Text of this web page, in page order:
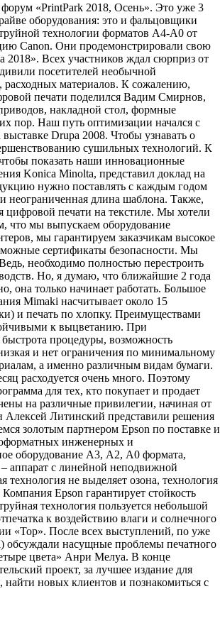
форум «PrintPark 2018, Осень». Это уже 3
оборудования: это и фальцовщики
технологии форматов А4-А0 от
Canon. Они продемонстрировали свою
2018». Всех участников ждал сюрприз от
посетителей необычной
расходных материалов. К сожалению,
печати поделился Вадим Смирнов,
накладной стол, формные
пор. Наш путь оптимизации начался с
Drupa 2008. Чтобы узнавать о
сушильных технологий. К
показать наши инновационные
Konica Minolta, представил доклад на
нужно поставлять с каждым годом
неограниченная длина шаблона. Также,
цифровой печати на текстиле. Мы хотели
что мы выпускаем оборудование
мы гарантируем заказчикам высокое
сертификаты безопасности. Мы
необходимо полностью перестроить
Но, я думаю, что ближайшие 2 года
она только начинает работать. Большое
Mimaki насчитывает около 15
и печать по хлопку. Преимуществами
к выцветанию. При
процедуры, возможность
и нет ограничения по минимальному
а именно различным видам бумаги.
расходуется очень много. Поэтому
для тех, кто покупает и продает
на различные привилегии, начиная от
Литинский представили решения
золотым партнером Epson по поставке и
инженерных и
оборудование А3, А2, А0 формата,
аппарат с линейной неподвижной
не выделяет озона, технология
Epson гарантирует стойкость
технология пользуется небольшой
к воздействию влаги и солнечного
«Тор». После всех выступлений, по уже
обсуждали насущные проблемы печатного
цвета» Анри Мелуа. В конце
проект, за лучшее издание для
найти новых клиентов и познакомиться с